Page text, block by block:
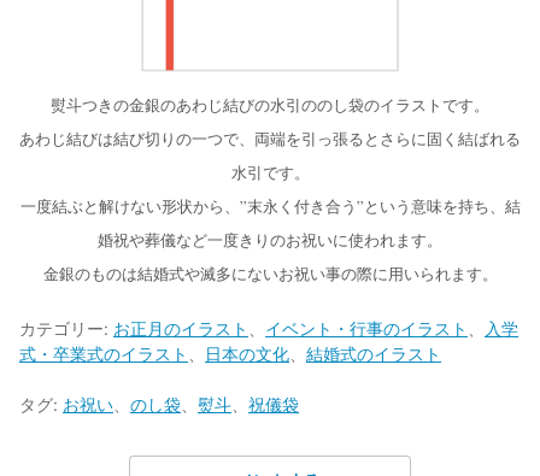
熨斗つきの金銀のあわじ結びの水引ののし袋のイラストです。
あわじ結びは結び切りの一つで、両端を引っ張るとさらに固く結ばれる
水引です。
一度結ぶと解けない形状から、”末永く付き合う”という意味を持ち、結
婚祝や葬儀など一度きりのお祝いに使われます。
金銀のものは結婚式や滅多にないお祝い事の際に用いられます。
カテゴリー: お正月のイラスト イベント・行事のイラスト
入学
式・卒業式のイラスト
日本の文化 結婚式のイラスト
タグ: お祝い のし袋 熨斗 祝儀袋